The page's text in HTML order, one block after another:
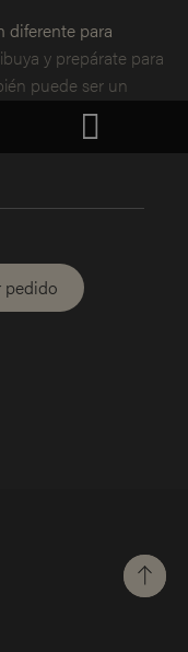
diferente para
y prepárate para
puede ser un
croquetas por si
pedido